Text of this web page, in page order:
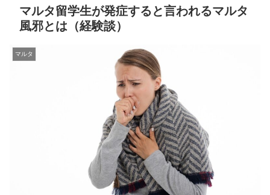
マルタ留学生が発症すると言われるマルタ
風邪とは（経験談）
マルタ